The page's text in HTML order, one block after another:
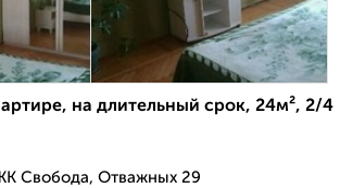
на длительный срок, 24м², 2/4
Свобода, Отважных 29